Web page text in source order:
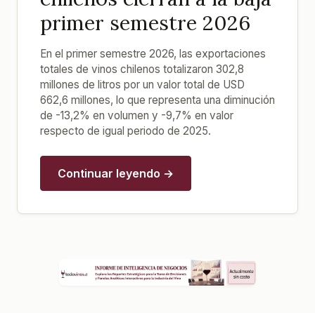
primer semestre 2026
En el primer semestre 2026, las exportaciones
totales de vinos chilenos totalizaron 302,8
millones de litros por un valor total de USD
662,6 millones, lo que representa una diminución
de -13,2% en volumen y -9,7% en valor
respecto de igual periodo de 2025.
Continuar leyendo →